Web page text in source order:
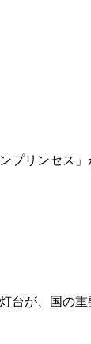
プリンセス
台が、国の